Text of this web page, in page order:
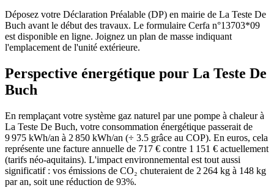
Déposez votre Déclaration Préalable (DP) en mairie de La Teste De
Buch avant le début des travaux. Le formulaire Cerfa n°13703*09
est disponible en ligne. Joignez un plan de masse indiquant
l'emplacement de l'unité extérieure.
Perspective énergétique pour La Teste De
Buch
En remplaçant votre système gaz naturel par une pompe à chaleur à
La Teste De Buch, votre consommation énergétique passerait de
9 975 kWh/an à 2 850 kWh/an (÷ 3.5 grâce au COP). En euros, cela
représente une facture annuelle de 717 € contre 1 151 € actuellement
(tarifs néo-aquitains). L'impact environnemental est tout aussi
significatif : vos émissions de CO₂ chuteraient de 2 264 kg à 148 kg
par an, soit une réduction de 93%.